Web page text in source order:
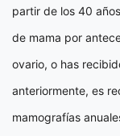
partir de los 40
de mama por
ovario, o has
anteriormente, es
mamografías